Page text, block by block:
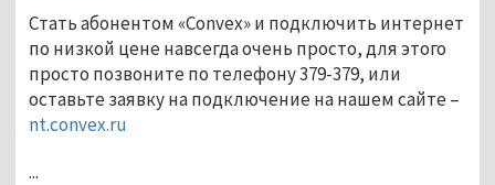
Стать абонентом «Convex» и подключить интернет
по низкой цене навсегда очень просто, для этого
просто позвоните по телефону 379-379, или
оставьте заявку на подключение на нашем сайте –
nt.convex.ru
...